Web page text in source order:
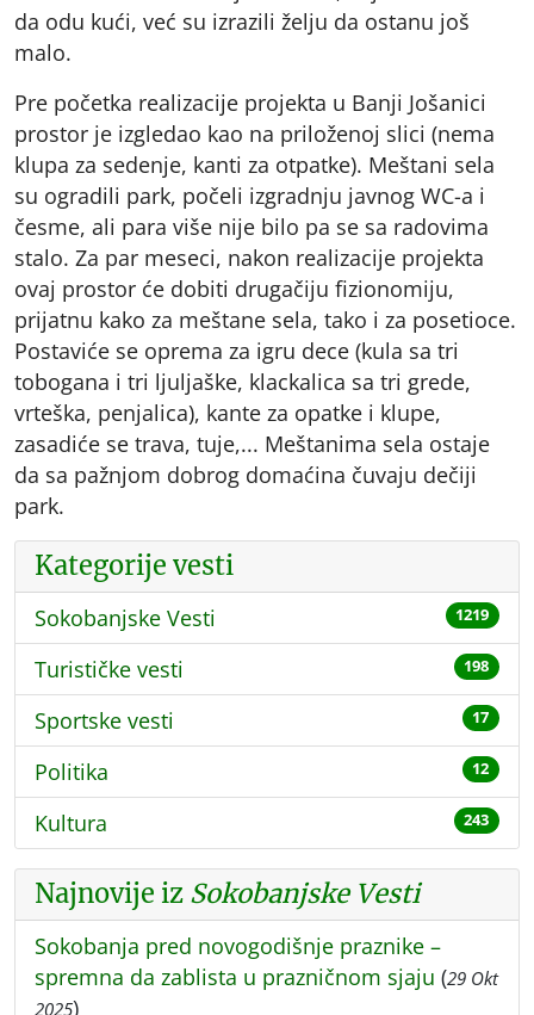
da odu kući, već su izrazili želju da ostanu još
malo.
Pre početka realizacije projekta u Banji Jošanici
prostor je izgledao kao na priloženoj slici (nema
klupa za sedenje, kanti za otpatke). Meštani sela
su ogradili park, počeli izgradnju javnog WC-a i
česme, ali para više nije bilo pa se sa radovima
stalo. Za par meseci, nakon realizacije projekta
ovaj prostor će dobiti drugačiju fizionomiju,
prijatnu kako za meštane sela, tako i za posetioce.
Postaviće se oprema za igru dece (kula sa tri
tobogana i tri ljuljaške, klackalica sa tri grede,
vrteška, penjalica), kante za opatke i klupe,
zasadiće se trava, tuje,... Meštanima sela ostaje
da sa pažnjom dobrog domaćina čuvaju dečiji
park.
Kategorije vesti
Sokobanjske Vesti 1219
Turističke vesti 198
Sportske vesti 17
Politika 12
Kultura 243
Najnovije iz Sokobanjske Vesti
Sokobanja pred novogodišnje praznike –
spremna da zablista u prazničnom sjaju (29 Okt
2025)